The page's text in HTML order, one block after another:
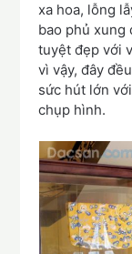
xa hoa, lỗng
bao phủ xung
tuyệt đẹp với
vì vậy, đây
sức hút lớn
chụp hình.